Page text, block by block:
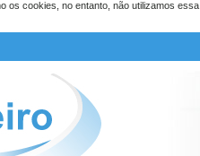
os cookies, no entanto, não utilizamos